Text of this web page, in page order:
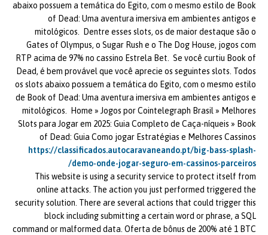
abaixo possuem a temática do Egito, com o mesmo estilo de Book
of Dead: Uma aventura imersiva em ambientes antigos e
mitológicos. Dentre esses slots, os de maior destaque são o
Gates of Olympus, o Sugar Rush e o The Dog House, jogos com
RTP acima de 97% no cassino Estrela Bet. Se você curtiu Book of
Dead, é bem provável que você aprecie os seguintes slots. Todos
os slots abaixo possuem a temática do Egito, com o mesmo estilo
de Book of Dead: Uma aventura imersiva em ambientes antigos e
mitológicos. Home » Jogos por Cointelegraph Brasil » Melhores
Slots para Jogar em 2025: Guia Completo de Caça-níqueis » Book
of Dead: Guia Como jogar Estratégias e Melhores Cassinos
https://classificados.autocaravaneando.pt/big-bass-splash-
demo-onde-jogar-seguro-em-cassinos-parceiros/
This website is using a security service to protect itself from
online attacks. The action you just performed triggered the
security solution. There are several actions that could trigger this
block including submitting a certain word or phrase, a SQL
command or malformed data. Oferta de bônus de 200% até 1 BTC